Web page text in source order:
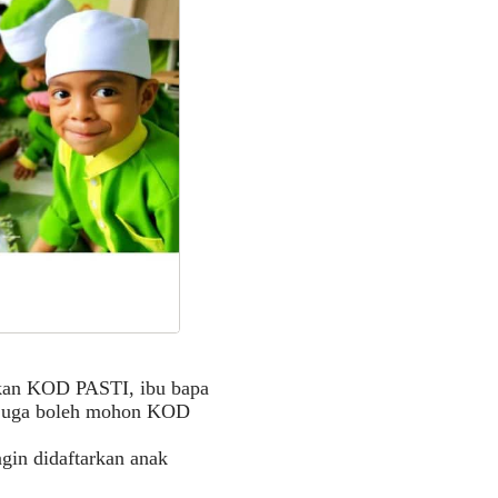
KOD PASTI, ibu bapa
boleh mohon KOD
didaftarkan anak